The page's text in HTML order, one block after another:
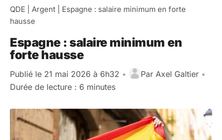
QDE Argent
Espagne : salaire minimum en forte
hausse
Espagne : salaire minimum en
forte hausse
Publié le 21 mai 2026 à 6h32 • Par Axel Galtier •
Durée de lecture : 6 minutes